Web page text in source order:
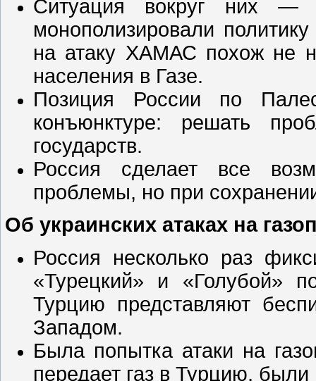
Ситуация вокруг них —
монополизировали
на атаку ХАМАС похож не
населения в Газе.
Позиция России по
конъюнктуре: решать
государств.
Россия сделает все
проблемы, но при
Об украинских атаках на
Россия несколько раз
«Турецкий» и «Голубой»
Турцию представляют
Западом.
Была попытка атаки на
передает газ в Турцию,